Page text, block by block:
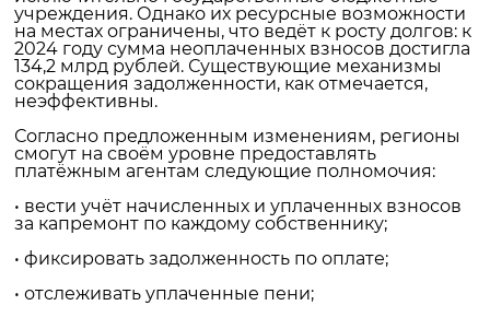
учреждения. Однако их ресурсные возможности
на местах ограничены, что ведёт к росту долгов: к
2024 году сумма неоплаченных взносов достигла
134,2 млрд рублей. Существующие механизмы
сокращения задолженности, как отмечается,
неэффективны.
Согласно предложенным изменениям, регионы
смогут на своём уровне предоставлять
платёжным агентам следующие полномочия:
• вести учёт начисленных и уплаченных взносов
за капремонт по каждому собственнику;
• фиксировать задолженность по оплате;
• отслеживать уплаченные пени;